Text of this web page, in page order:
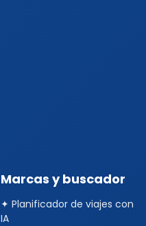
Marcas y buscador
✦ Planificador de viajes con
IA